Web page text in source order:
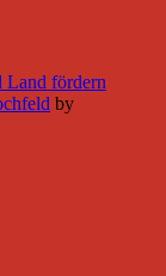
Land fördern
by